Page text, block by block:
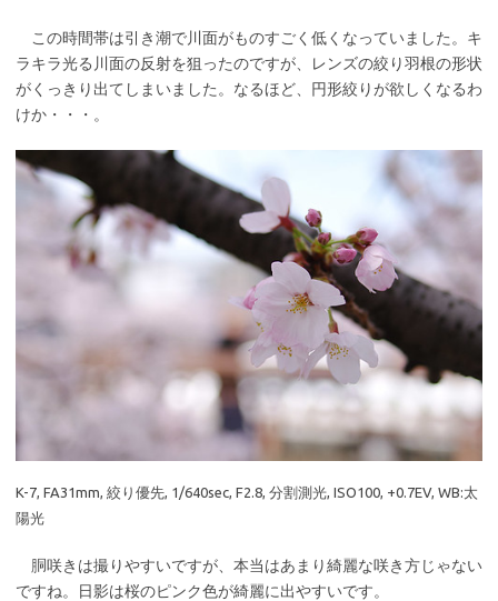
この時間帯は引き潮で川面がものすごく低くなっていました。キ
ラキラ光る川面の反射を狙ったのですが、レンズの絞り羽根の形状
がくっきり出てしまいました。なるほど、円形絞りが欲しくなるわ
けか・・・。
K-7, FA31mm, 絞り優先, 1/640sec, F2.8, 分割測光, ISO100, +0.7EV, WB:太
陽光
胴咲きは撮りやすいですが、本当はあまり綺麗な咲き方じゃない
ですね。日影は桜のピンク色が綺麗に出やすいです。